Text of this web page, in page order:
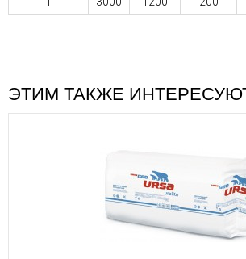
ЭТИМ ТАКЖЕ